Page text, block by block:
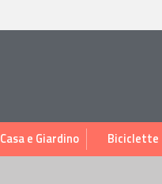
Casa e Giardino Biciclette